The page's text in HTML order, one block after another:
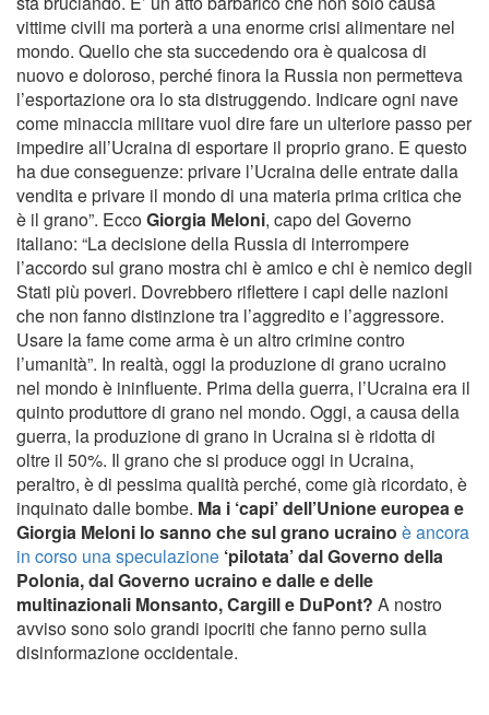
vittime civili ma porterà a una enorme crisi alimentare nel
mondo. Quello che sta succedendo ora è qualcosa di
nuovo e doloroso, perché finora la Russia non permetteva
l’esportazione ora lo sta distruggendo. Indicare ogni nave
come minaccia militare vuol dire fare un ulteriore passo per
impedire all’Ucraina di esportare il proprio grano. E questo
ha due conseguenze: privare l’Ucraina delle entrate dalla
vendita e privare il mondo di una materia prima critica che
è il grano”. EccoGiorgia Meloni, capo del Governo
italiano: “La decisione della Russia di interrompere
l’accordo sul grano mostra chi è amico e chi è nemico degli
Stati più poveri. Dovrebbero riflettere i capi delle nazioni
che non fanno distinzione tra l’aggredito e l’aggressore.
Usare la fame come arma è un altro crimine contro
l’umanità”. In realtà, oggi la produzione di grano ucraino
nel mondo è ininfluente. Prima della guerra, l’Ucraina era il
quinto produttore di grano nel mondo. Oggi, a causa della
guerra, la produzione di grano in Ucraina si è ridotta di
oltre il 50%. Il grano che si produce oggi in Ucraina,
peraltro, è di pessima qualità perché, come già ricordato, è
inquinato dalle bombe. Ma i ‘capi’ dell’Unione europea e
Giorgia Meloni lo sanno che sul grano ucraino è ancora
in corso una speculazione ‘pilotata’ dal Governo della
Polonia, dal Governo ucraino e dalle e delle
multinazionali Monsanto, Cargill e DuPont? A nostro
avviso sono solo grandi ipocriti che fanno perno sulla
disinformazione occidentale.